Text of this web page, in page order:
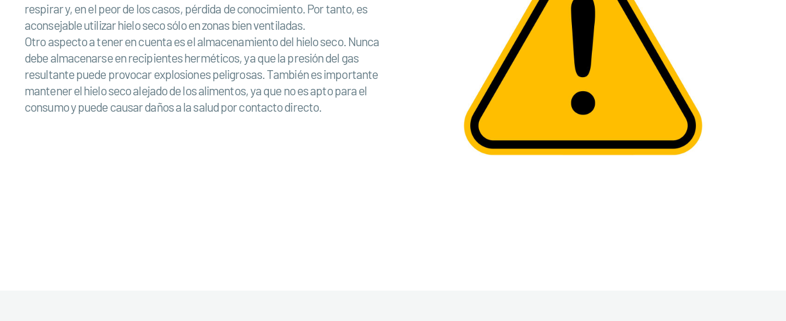
respirar y, en el peor de los casos, pérdida de conocimiento. Por tanto, es
aconsejable utilizar hielo seco sólo en zonas bien ventiladas.
Otro aspecto a tener en cuenta es el almacenamiento del hielo seco. Nunca
debe almacenarse en recipientes herméticos, ya que la presión del gas
resultante puede provocar explosiones peligrosas. También es importante
mantener el hielo seco alejado de los alimentos, ya que no es apto para el
consumo y puede causar daños a la salud por contacto directo.